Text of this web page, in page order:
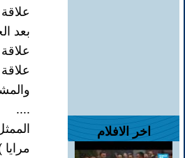
اخر الافلام
بعد
....